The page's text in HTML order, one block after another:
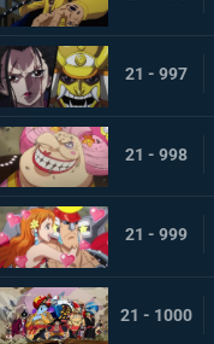
21 - 997
21 - 998
21 - 999
21 - 1000